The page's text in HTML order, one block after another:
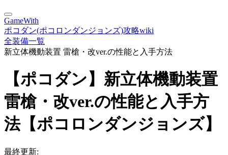
GameWith
ポコダン(ポコロンダンジョンズ)攻略wiki
全装備一覧
新立体機動装置 雷槍・改ver.の性能と入手方法
【ポコダン】新立体機動装置
雷槍・改ver.の性能と入手方
法【ポコロンダンジョンズ】
最終更新: